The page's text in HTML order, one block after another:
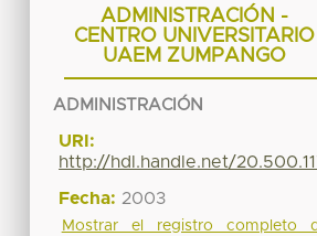
ADMINISTRACIÓN -
CENTRO UNIVERSITARIO
UAEM ZUMPANGO
ADMINISTRACIÓN
URI:
http://hdl.handle.net/
Fecha: 2003
Mostrar el registro completo